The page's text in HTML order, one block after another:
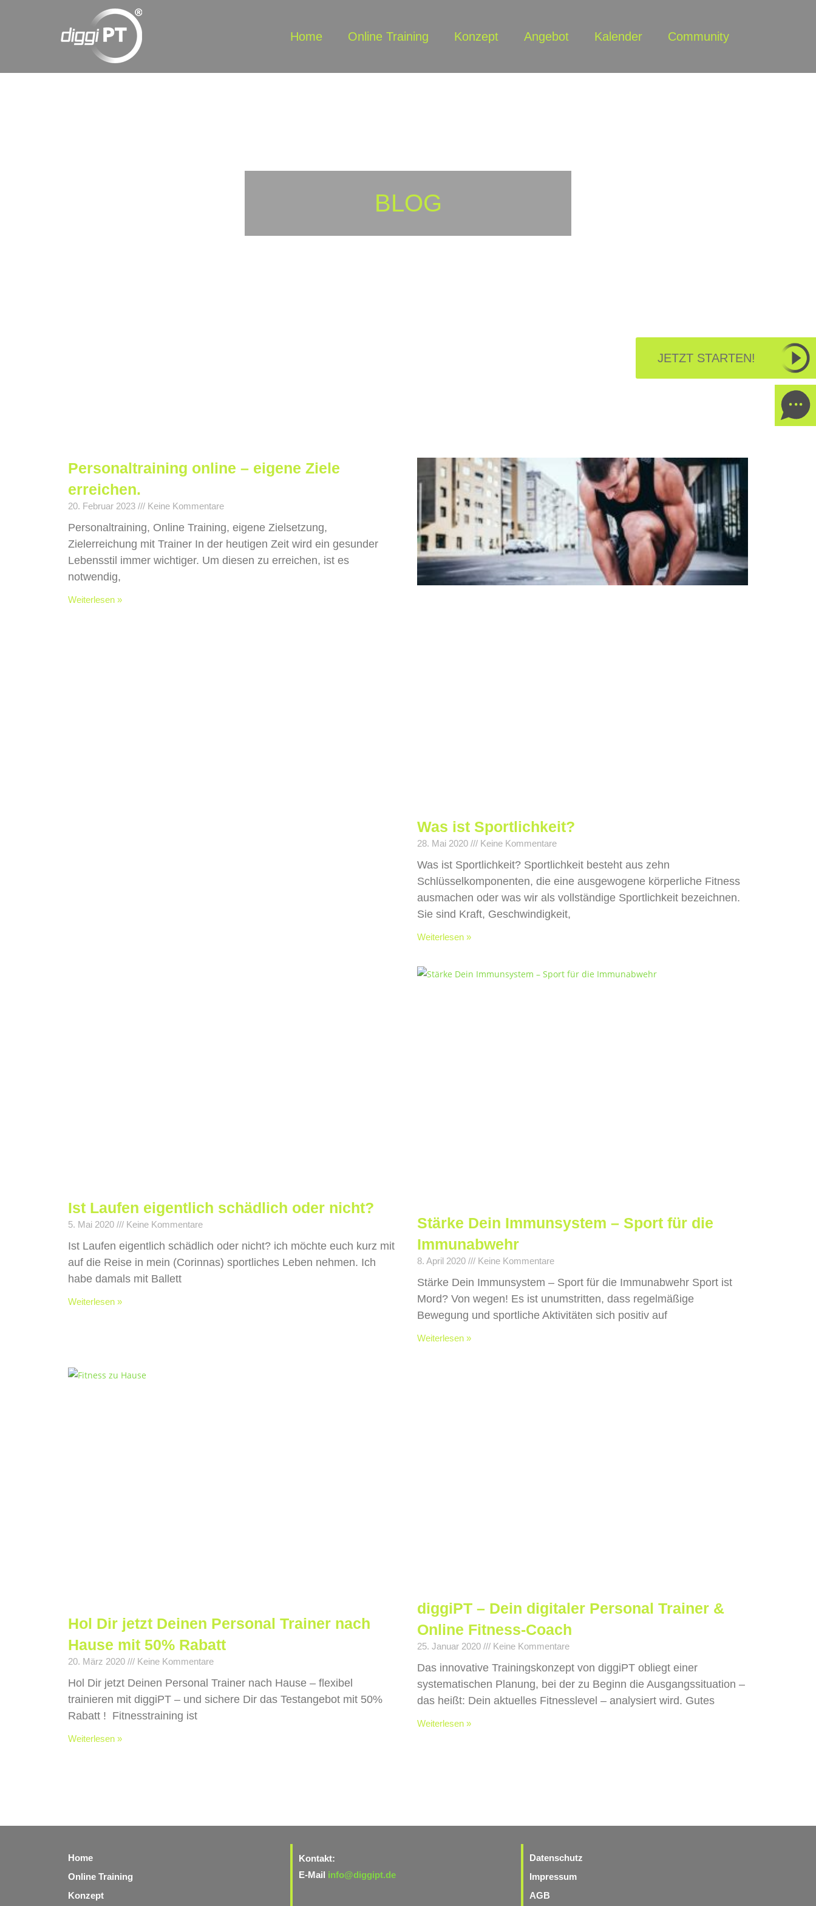
Home Online Training Konzept Angebot Kalender Community
BLOG
JETZT STARTEN!
Personaltraining online – eigene Ziele
erreichen.
20. Februar 2023 Keine Kommentare
Personaltraining, Online Training, eigene Zielsetzung,
Zielerreichung mit Trainer In der heutigen Zeit wird ein gesunder
Lebensstil immer wichtiger. Um diesen zu erreichen, ist es
notwendig,
Weiterlesen »
Was ist Sportlichkeit?
28. Mai 2020 Keine Kommentare
Was ist Sportlichkeit? Sportlichkeit besteht aus zehn
Schlüsselkomponenten, die eine ausgewogene körperliche Fitness
ausmachen oder was wir als vollständige Sportlichkeit bezeichnen.
Sie sind Kraft, Geschwindigkeit,
Weiterlesen »
Ist Laufen eigentlich schädlich oder nicht?
5. Mai 2020 Keine Kommentare
Ist Laufen eigentlich schädlich oder nicht? ich möchte euch kurz mit
auf die Reise in mein (Corinnas) sportliches Leben nehmen. Ich
habe damals mit Ballett
Weiterlesen »
Stärke Dein Immunsystem – Sport für die
Immunabwehr
8. April 2020 Keine Kommentare
Stärke Dein Immunsystem – Sport für die Immunabwehr Sport ist
Mord? Von wegen! Es ist unumstritten, dass regelmäßige
Bewegung und sportliche Aktivitäten sich positiv auf
Weiterlesen »
Hol Dir jetzt Deinen Personal Trainer nach
Hause mit 50% Rabatt
20. März 2020 Keine Kommentare
Hol Dir jetzt Deinen Personal Trainer nach Hause – flexibel
trainieren mit diggiPT – und sichere Dir das Testangebot mit 50%
Rabatt ! Fitnesstraining ist
Weiterlesen »
diggiPT – Dein digitaler Personal Trainer &
Online Fitness-Coach
25. Januar 2020 Keine Kommentare
Das innovative Trainingskonzept von diggiPT obliegt einer
systematischen Planung, bei der zu Beginn die Ausgangssituation –
das heißt: Dein aktuelles Fitnesslevel – analysiert wird. Gutes
Weiterlesen »
Home
Online Training
Konzept
Kontakt:
E-Mail info@diggipt.de
Datenschutz
Impressum
AGB